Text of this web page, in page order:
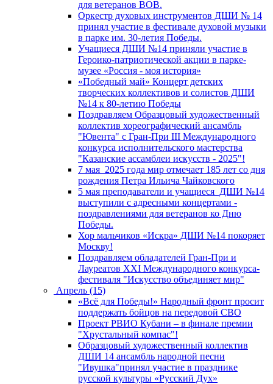
для ветеранов ВОВ.
Оркестр духовых инструментов ДШИ № 14
принял участие в фестивале духовой музыки
в парке им. 30-летия Победы.
Учащиеся ДШИ №14 приняли участие в
Героико-патриотической акции в парке-
музее «Россия - моя история»
«Победный май» Концерт детских
творческих коллективов и солистов ДШИ
№14 к 80-летию Победы
Поздравляем Образцовый художественный
коллектив хореографический ансамбль
"Ювента" с Гран-При III Международного
конкурса исполнительского мастерства
"Казанские ассамблеи искусств - 2025"!
7 мая 2025 года мир отмечает 185 лет со дня
рождения Петра Ильича Чайковского
5 мая преподаватели и учащиеся ДШИ №14
выступили с адресными концертами -
поздравлениями для ветеранов ко Дню
Победы.
Хор мальчиков «Искра» ДШИ №14 покоряет
Москву!
Поздравляем обладателей Гран-При и
Лауреатов XXI Международного конкурса-
фестиваля "Искусство объединяет мир"
Апрель (15)
«Всё для Победы!» Народный фронт просит
поддержать бойцов на передовой СВО
Проект РВИО Кубани – в финале премии
"Хрустальный компас"!
Образцовый художественный коллектив
ДШИ 14 ансамбль народной песни
"Ивушка"принял участие в празднике
русской культуры «Русский Дух»